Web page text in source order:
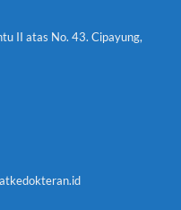
II atas No. 43. Cipayung,